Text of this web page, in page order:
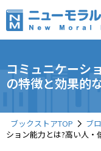
コミュニケーシ
の特徴と効果的
ブックストアTOP ブ
ション能力とは?高い人